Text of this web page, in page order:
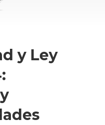
y Ley